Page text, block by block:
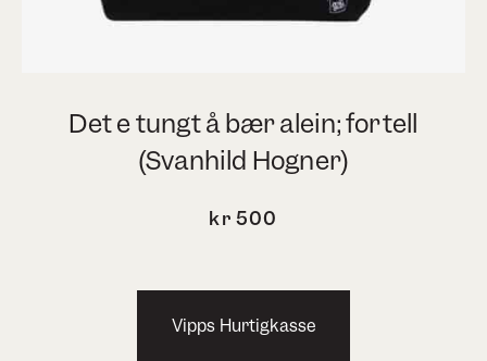
Det e tungt å bær alein; fortell
(Svanhild Hogner)
kr 500
Vipps Hurtigkasse